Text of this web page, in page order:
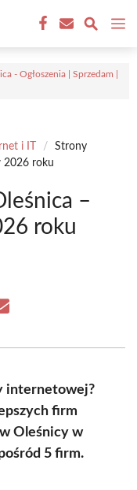
- Ogłoszenia | Sprzedam |
i IT /
Strony
2026 roku
–
roku
internetowej?
firm
Oleśnicy w
5 firm.